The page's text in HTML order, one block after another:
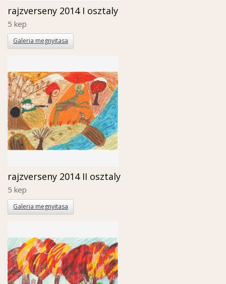
rajzverseny 2014 I osztaly
5 kep
Galeria megnyitasa
rajzverseny 2014 II osztaly
5 kep
Galeria megnyitasa